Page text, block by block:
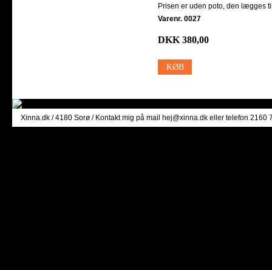
Prisen er uden poto, den lægges
Varenr. 0027
DKK 380,00
Xinna.dk / 4180 Sorø / Kontakt mig på mail hej@xinna.dk eller telefon 2160